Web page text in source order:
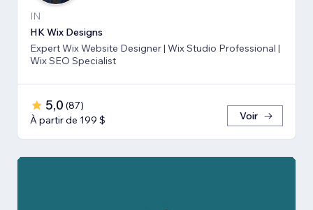
IN
HK Wix Designs
Expert Wix Website Designer | Wix Studio Professional |
Wix SEO Specialist
5,0 (87)
À partir de 199 $
Voir